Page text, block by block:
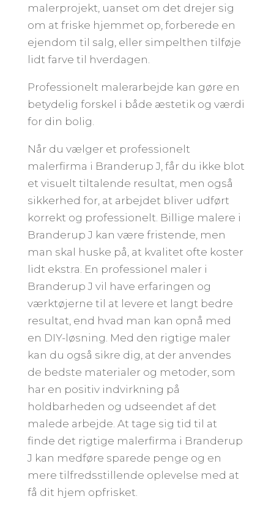
malerprojekt, uanset om det drejer sig
om at friske hjemmet op, forberede en
ejendom til salg, eller simpelthen tilføje
lidt farve til hverdagen.
Professionelt malerarbejde kan gøre en
betydelig forskel i både æstetik og værdi
for din bolig.
Når du vælger et professionelt
malerfirma i Branderup J, får du ikke blot
et visuelt tiltalende resultat, men også
sikkerhed for, at arbejdet bliver udført
korrekt og professionelt. Billige malere i
Branderup J kan være fristende, men
man skal huske på, at kvalitet ofte koster
lidt ekstra. En professionel maler i
Branderup J vil have erfaringen og
værktøjerne til at levere et langt bedre
resultat, end hvad man kan opnå med
en DIY-løsning. Med den rigtige maler
kan du også sikre dig, at der anvendes
de bedste materialer og metoder, som
har en positiv indvirkning på
holdbarheden og udseendet af det
malede arbejde. At tage sig tid til at
finde det rigtige malerfirma i Branderup
J kan medføre sparede penge og en
mere tilfredsstillende oplevelse med at
få dit hjem opfrisket.